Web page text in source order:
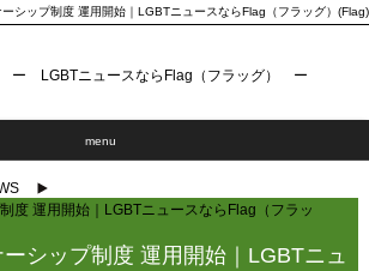
シップ制度 運用開始｜LGBTニュースならFlag（フラッグ）(Flag)
ー LGBTニュースならFlag（フラッグ） ー
menu
度 運用開始｜LGBTニュースならFlag（フラッ
シップ制度 運用開始｜LGBTニュ